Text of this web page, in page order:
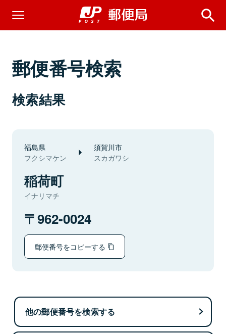
郵便番号検索
検索結果
福島県
フクシマケン
須賀川市
スカガワシ
稲荷町
イナリマチ
962-0024
郵便番号をコピーする
他の郵便番号を検索する